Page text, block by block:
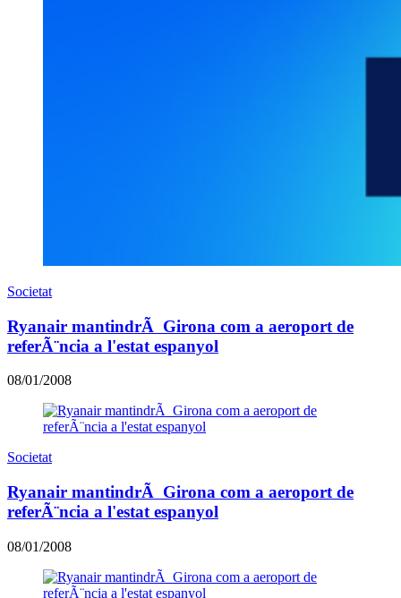
Societat
Ryanair mantindrÃ Girona com a aeroport de
referÃ¨ncia a l'estat espanyol
08/01/2008
Societat
Ryanair mantindrÃ Girona com a aeroport de
referÃ¨ncia a l'estat espanyol
08/01/2008